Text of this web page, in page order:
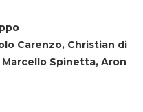
Carenzo, Christian di
Spinetta, Aron